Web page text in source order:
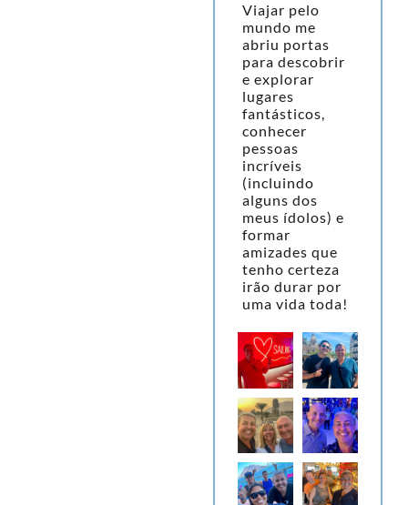
Viajar pelo
mundo me
abriu portas
para descobrir
e explorar
lugares
fantásticos,
conhecer
pessoas
incríveis
(incluindo
alguns dos
meus ídolos) e
formar
amizades que
tenho certeza
irão durar por
uma vida toda!